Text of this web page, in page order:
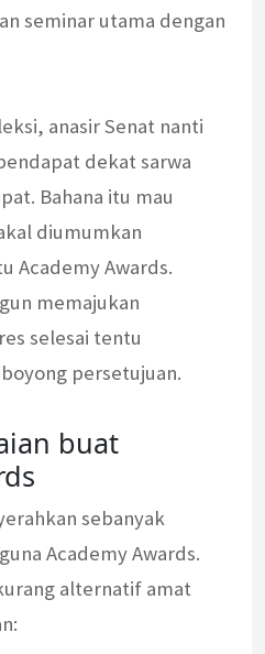
seminar utama dengan
anasir Senat nanti
dekat sarwa
Bahana itu mau
diumumkan
Academy Awards.
memajukan
selesai tentu
persetujuan.
buat
sebanyak
Academy Awards.
alternatif amat